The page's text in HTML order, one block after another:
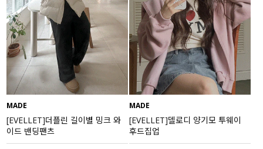
MADE
[EVELLET]더플린 길이별 밍크 와
이드 밴딩팬츠
MADE
[EVELLET]델로디 양기모 투웨이
후드집업